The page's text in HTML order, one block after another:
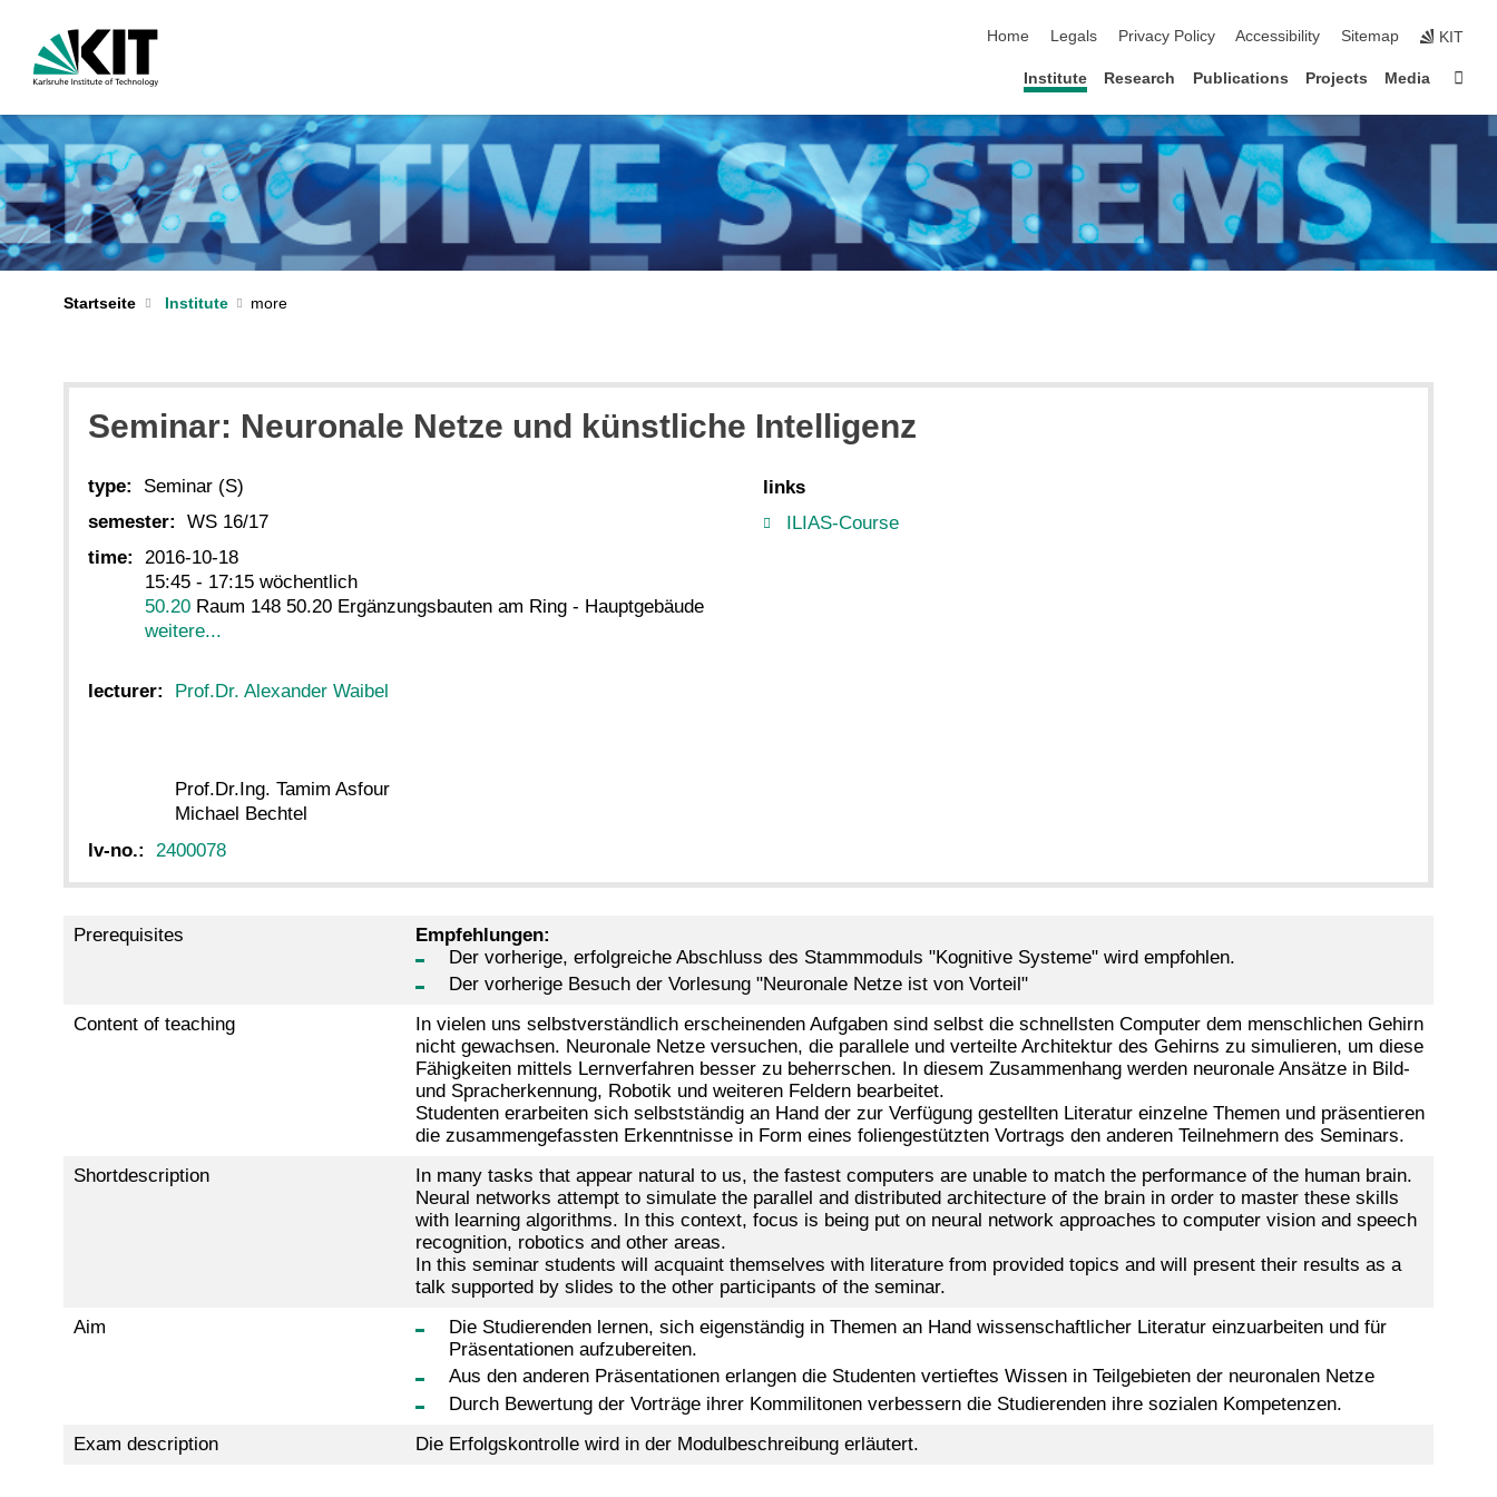
Home
Legals Privacy Policy Accessibility Sitemap KIT
Institute Research Publications Projects Media
Startseite Institute
Seminar: Neuronale Netze und künstliche Intelligenz
type:
Seminar (S)
semester:
WS 16/17
time:
2016-10-18
15:45 - 17:15 wöchentlich
50.20 Raum 148 50.20 Ergänzungsbauten am Ring - Hauptgebäude
weitere...
lecturer: Prof.Dr. Alexander Waibel
Prof.Dr.Ing. Tamim Asfour
Michael Bechtel
lv-no.:
2400078
links
ILIAS-Course
Prerequisites
Empfehlungen:
Der vorherige, erfolgreiche Abschluss des Stammmoduls "Kognitive Systeme" wird empfohlen.
Der vorherige Besuch der Vorlesung "Neuronale Netze ist von Vorteil"
Content of teaching
In vielen uns selbstverständlich erscheinenden Aufgaben sind selbst die schnellsten Computer dem menschlichen Gehirn
nicht gewachsen. Neuronale Netze versuchen, die parallele und verteilte Architektur des Gehirns zu simulieren, um diese
Fähigkeiten mittels Lernverfahren besser zu beherrschen. In diesem Zusammenhang werden neuronale Ansätze in Bild-
und Spracherkennung, Robotik und weiteren Feldern bearbeitet.
Studenten erarbeiten sich selbstständig an Hand der zur Verfügung gestellten Literatur einzelne Themen und präsentieren
die zusammengefassten Erkenntnisse in Form eines foliengestützten Vortrags den anderen Teilnehmern des Seminars.
Shortdescription
In many tasks that appear natural to us, the fastest computers are unable to match the performance of the human brain.
Neural networks attempt to simulate the parallel and distributed architecture of the brain in order to master these skills
with learning algorithms. In this context, focus is being put on neural network approaches to computer vision and speech
recognition, robotics and other areas.
In this seminar students will acquaint themselves with literature from provided topics and will present their results as a
talk supported by slides to the other participants of the seminar.
Aim
Die Studierenden lernen, sich eigenständig in Themen an Hand wissenschaftlicher Literatur einzuarbeiten und für
Präsentationen aufzubereiten.
Aus den anderen Präsentationen erlangen die Studenten vertieftes Wissen in Teilgebieten der neuronalen Netze
Durch Bewertung der Vorträge ihrer Kommilitonen verbessern die Studierenden ihre sozialen Kompetenzen.
Exam description
Die Erfolgskontrolle wird in der Modulbeschreibung erläutert.